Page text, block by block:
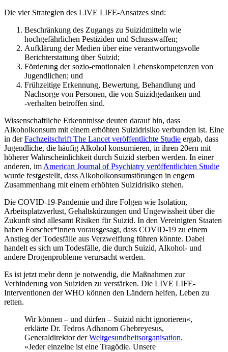
Die vier Strategien des LIVE LIFE-Ansatzes sind:
Beschränkung des Zugangs zu Suizidmitteln wie
hochgefährlichen Pestiziden und Schusswaffen;
Aufklärung der Medien über eine verantwortungsvolle
Berichterstattung über Suizid;
Förderung der sozio-emotionalen Lebenskompetenzen von
Jugendlichen; und
Frühzeitige Erkennung, Bewertung, Behandlung und
Nachsorge von Personen, die von Suizidgedanken und
‑verhalten betroffen sind.
Wissenschaftliche Erkenntnisse deuten darauf hin, dass
Alkoholkonsum mit einem erhöhten Suizidrisiko verbunden ist. Eine
in derFachzeitschrift The Lancet veröffentlichte Studie ergab, dass
Jugendliche, die häufig Alkohol konsumieren, in ihren 20ern mit
höherer Wahrscheinlichkeit durch Suizid sterben werden. In einer
anderen, im American Journal of Psychiatry veröffentlichten Studie
wurde festgestellt, dass Alkoholkonsumstörungen in engem
Zusammenhang mit einem erhöhten Suizidrisiko stehen.
Die COVID-19-Pandemie und ihre Folgen wie Isolation,
Arbeitsplatzverlust, Gehaltskürzungen und Ungewissheit über die
Zukunft sind allesamt Risiken für Suizid. In den Vereinigten Staaten
haben Forscher*innen vorausgesagt, dass COVID-19 zu einem
Anstieg der Todesfälle aus Verzweiflung führen könnte. Dabei
handelt es sich um Todesfälle, die durch Suizid, Alkohol- und
andere Drogenprobleme verursacht werden.
Es ist jetzt mehr denn je notwendig, die Maßnahmen zur
Verhinderung von Suiziden zu verstärken. Die LIVE LIFE-
Interventionen der WHO können den Ländern helfen, Leben zu
retten.
Wir können – und dürfen – Suizid nicht ignorieren«,
erklärte Dr. Tedros Adhanom Ghebreyesus,
Generaldirektor derWeltgesundheitsorganisation.
»Jeder einzelne ist eine Tragödie. Unsere